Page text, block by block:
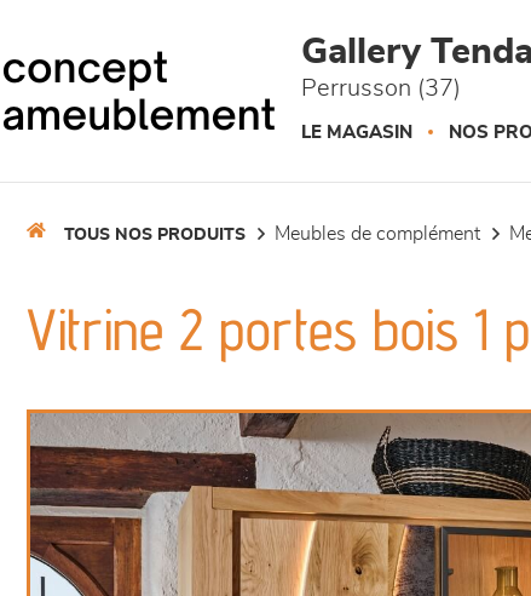
Gallery
Perrusson (37)
LE MAGASIN NOS
TOUS NOS PRODUITS meubles de complément
Vitrine 2 portes bois 1